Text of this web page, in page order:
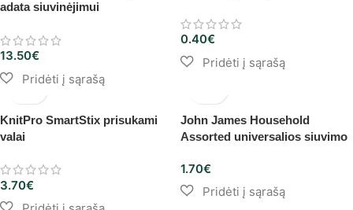
adata siuvinėjimui
13.50€
0.40€
KnitPro SmartStix prisukami
valai
3.70€
John James Household
Assorted universalios siuvimo
1.70€